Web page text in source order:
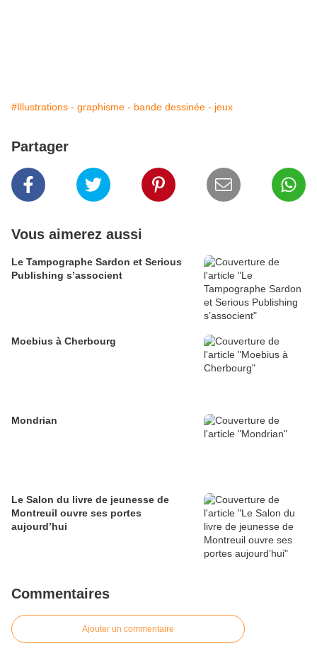
#Illustrations - graphisme - bande dessinée - jeux
Partager
Vous aimerez aussi
Le Tampographe Sardon et Serious
Publishing s’associent
Moebius à Cherbourg
Mondrian
Le Salon du livre de jeunesse de
Montreuil ouvre ses portes
aujourd’hui
Commentaires
Ajouter un commentaire